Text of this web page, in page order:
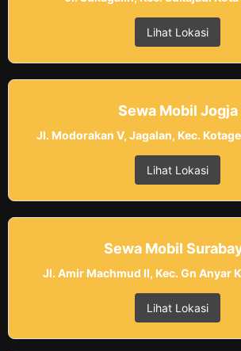
Lihat Lokasi
Sewa Mobil Jogja
Jl. Modorakan V, Jagalan, Kec.
Lihat Lokasi
Sewa Mobil
Jl. Amir Machmud II, Kec. Gn Anyar
Lihat Lokasi